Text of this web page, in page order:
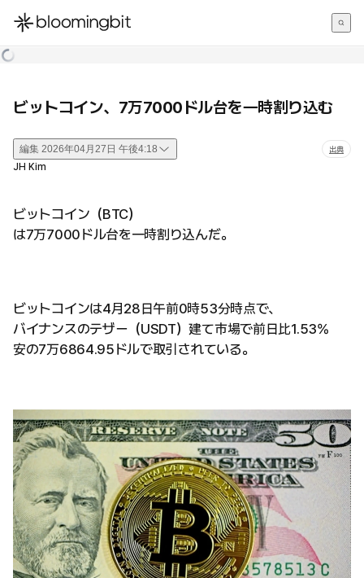
한국어
ビットコイン、7万7000ドル台を一時割り込む
編集 2026年04月27日 午後4:18 出典
JH Kim
ビットコイン（BTC）
は7万7000ドル台を一時割り込んだ。
ビットコインは4月28日午前0時53分時点で、
バイナンスのテザー（USDT）建て市場で前日比1.53%
安の7万6864.95ドルで取引されている。